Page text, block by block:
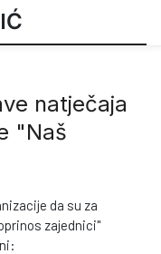
natječaja
"Naš
da su za
zajednici"